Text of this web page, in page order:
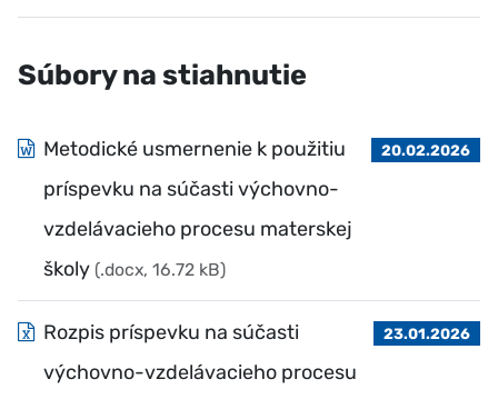
Súbory na stiahnutie
Metodické usmernenie k použitiu
príspevku na súčasti výchovno-
vzdelávacieho procesu materskej
školy (.docx, 16.72 kB)
20.02.2026
Rozpis príspevku na súčasti
výchovno-vzdelávacieho procesu
23.01.2026